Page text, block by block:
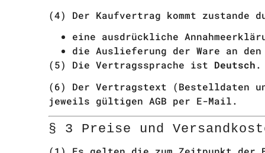
(4) Der Kaufvertrag kommt zustande
eine ausdrückliche
die Auslieferung der Ware an den
(5) Die Vertragssprache ist Deutsch.
(6) Der Vertragstext (Bestelldaten
jeweils gültigen AGB per E-Mail.
§ 3 Preise und